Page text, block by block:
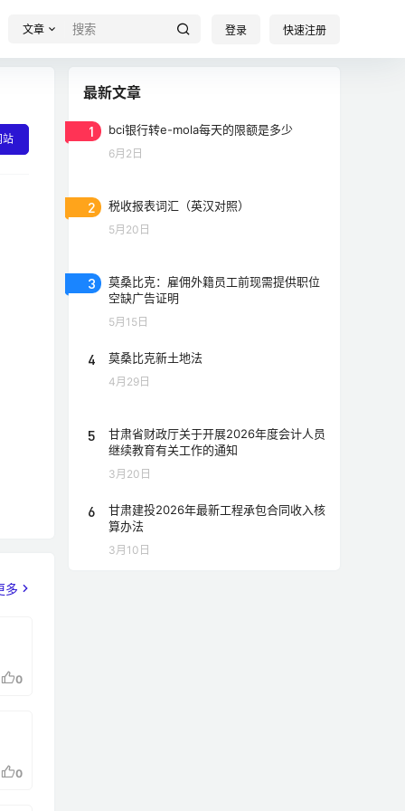
文章 登录 快速注册
站
多
0
0
最新文章
1 bci银行转e-mola每天的限额是多少
6月2日
2 税收报表词汇（英汉对照）
5月20日
3
莫桑比克：雇佣外籍员工前现需提供职位
空缺广告证明
5月15日
4 莫桑比克新土地法
4月29日
5
甘肃省财政厅关于开展2026年度会计人员
继续教育有关工作的通知
3月20日
6
甘肃建投2026年最新工程承包合同收入核
算办法
3月10日